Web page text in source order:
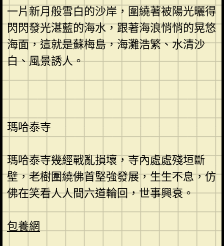
一片新月般雪白的沙岸，圍繞著被陽光曬得
閃閃發光湛藍的海水，跟著海浪悄悄的晃悠
海面，這就是蘇梅島，海灘浩繁、水清沙
白、風景誘人。
瑪哈泰寺
瑪哈泰寺幾經戰亂損壞，寺內處處殘垣斷
壁，老樹圍繞佛首堅強發展，生生不息，仿
佛在笑看人人間六道輪回，世事興衰。
包養網